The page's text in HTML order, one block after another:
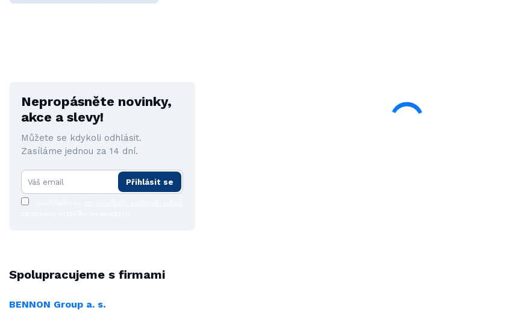
Nepropásněte novinky,
akce a slevy!
Můžete se kdykoli odhlásit.
Zasíláme jednou za 14 dní.
Přihlásit se
Spolupracujeme s firmami
BENNON Group a. s.